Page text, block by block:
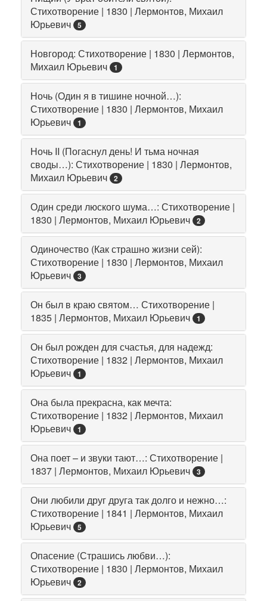
Стихотворение | 1830 | Лермонтов, Михаил
Юрьевич
5
Новгород: Стихотворение | 1830 | Лермонтов,
Михаил Юрьевич
1
Ночь (Один я в тишине ночной…):
Стихотворение | 1830 | Лермонтов, Михаил
Юрьевич
1
Ночь II (Погаснул день! И тьма ночная
своды…): Стихотворение | 1830 | Лермонтов,
Михаил Юрьевич
2
Один среди люского шума…: Стихотворение |
1830 | Лермонтов, Михаил Юрьевич
2
Одиночество (Как страшно жизни сей):
Стихотворение | 1830 | Лермонтов, Михаил
Юрьевич
3
Он был в краю святом… Стихотворение |
1835 | Лермонтов, Михаил Юрьевич
1
Он был рожден для счастья, для надежд:
Стихотворение | 1832 | Лермонтов, Михаил
Юрьевич
1
Она была прекрасна, как мечта:
Стихотворение | 1832 | Лермонтов, Михаил
Юрьевич
1
Она поет – и звуки тают…: Стихотворение |
1837 | Лермонтов, Михаил Юрьевич
3
Они любили друг друга так долго и нежно…:
Стихотворение | 1841 | Лермонтов, Михаил
Юрьевич
5
Опасение (Страшись любви…):
Стихотворение | 1830 | Лермонтов, Михаил
Юрьевич
2